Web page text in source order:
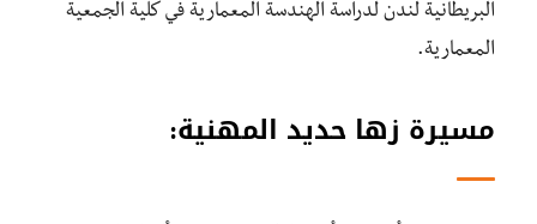
البريطانية لندن لدراسة الهندسة المعمارية في كلية الجمعية
المعمارية.
مسيرة زها حديد المهنية: